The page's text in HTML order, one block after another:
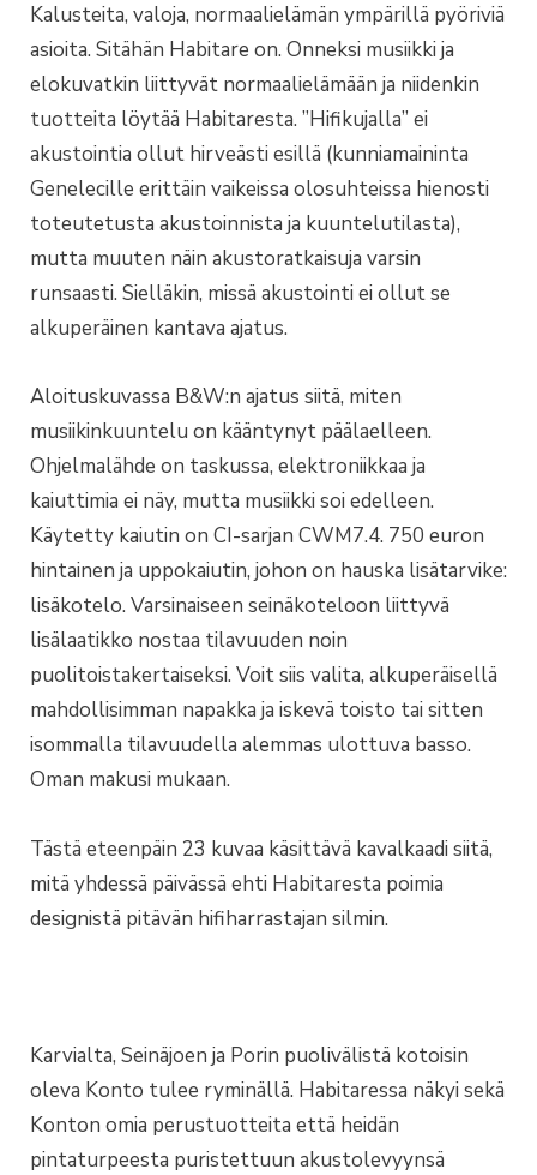
Kalusteita, valoja, normaalielämän ympärillä pyöriviä
asioita. Sitähän Habitare on. Onneksi musiikki ja
elokuvatkin liittyvät normaalielämään ja niidenkin
tuotteita löytää Habitaresta. ”Hifikujalla” ei
akustointia ollut hirveästi esillä (kunniamaininta
Genelecille erittäin vaikeissa olosuhteissa hienosti
toteutetusta akustoinnista ja kuuntelutilasta),
mutta muuten näin akustoratkaisuja varsin
runsaasti. Sielläkin, missä akustointi ei ollut se
alkuperäinen kantava ajatus.
Aloituskuvassa B&W:n ajatus siitä, miten
musiikinkuuntelu on kääntynyt päälaelleen.
Ohjelmalähde on taskussa, elektroniikkaa ja
kaiuttimia ei näy, mutta musiikki soi edelleen.
Käytetty kaiutin on CI-sarjan CWM7.4. 750 euron
hintainen ja uppokaiutin, johon on hauska lisätarvike:
lisäkotelo. Varsinaiseen seinäkoteloon liittyvä
lisälaatikko nostaa tilavuuden noin
puolitoistakertaiseksi. Voit siis valita, alkuperäisellä
mahdollisimman napakka ja iskevä toisto tai sitten
isommalla tilavuudella alemmas ulottuva basso.
Oman makusi mukaan.
Tästä eteenpäin 23 kuvaa käsittävä kavalkaadi siitä,
mitä yhdessä päivässä ehti Habitaresta poimia
designistä pitävän hifiharrastajan silmin.
Karvialta, Seinäjoen ja Porin puolivälistä kotoisin
oleva Konto tulee ryminällä. Habitaressa näkyi sekä
Konton omia perustuotteita että heidän
pintaturpeesta puristettuun akustolevyynsä